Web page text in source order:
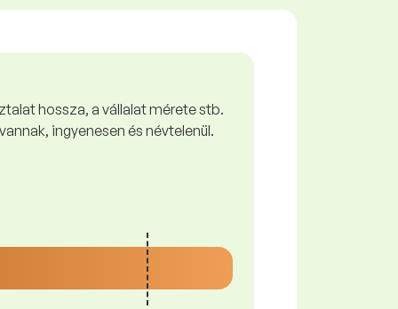
hossza, a vállalat mérete stb.
ingyenesen és névtelenül.